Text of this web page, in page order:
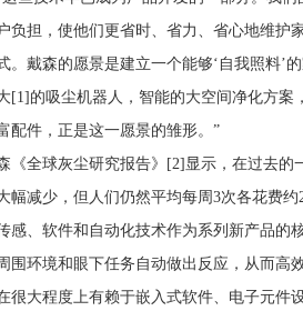
负担，使他们更省时、省力、省心地维
。戴森的愿景是建立一个能够‘自我照料’
的吸尘机器人，智能的大空间净化方案
配件，正是这一愿景的雏形。”
全球灰尘研究报告》[2]显示，在过去的
幅减少，但人们仍然平均每周3次各花费
感、软件和自动化技术作为系列新产品的
围环境和眼下任务自动做出反应，从而高
很大程度上有赖于嵌入式软件、电子元件